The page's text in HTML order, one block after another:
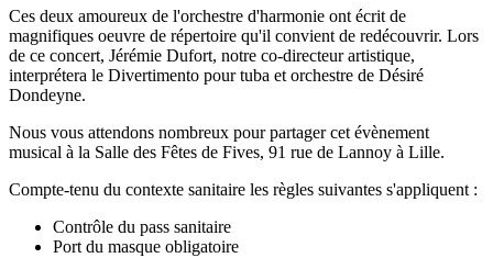
Ces deux amoureux de l'orchestre d'harmonie ont écrit de
magnifiques oeuvre de répertoire qu'il convient de redécouvrir. Lors
de ce concert, Jérémie Dufort, notre co-directeur artistique,
interprétera le Divertimento pour tuba et orchestre de Désiré
Dondeyne.
Nous vous attendons nombreux pour partager cet évènement
musical à la Salle des Fêtes de Fives, 91 rue de Lannoy à Lille.
Compte-tenu du contexte sanitaire les règles suivantes s'appliquent :
Contrôle du pass sanitaire
Port du masque obligatoire